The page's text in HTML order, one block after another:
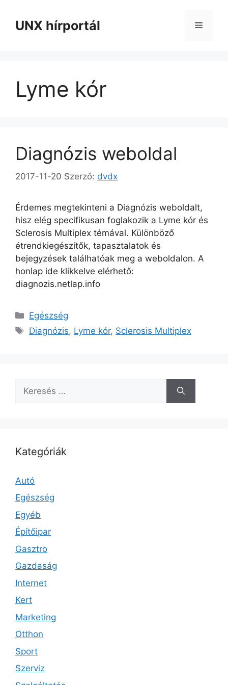
tartalomba
UNX hírportál Menü
Lyme kór
Diagnózis weboldal
2017-11-20 Szerző: dvdx
Érdemes megtekinteni a Diagnózis weboldalt,
hisz elég specifikusan foglakozik a Lyme kór és
Sclerosis Multiplex témával. Különböző
étrendkiegészítők, tapasztalatok és
bejegyzések találhatóak meg a weboldalon. A
honlap ide klikkelve elérhető:
diagnozis.netlap.info
Kategória
Egészség
Címkék
Diagnózis, Lyme kór, Sclerosis Multiplex
Keresés:
Kategóriák
Autó
Egészség
Egyéb
Építőipar
Gasztro
Gazdaság
Internet
Kert
Marketing
Otthon
Sport
Szerviz